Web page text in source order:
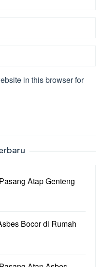
in this browser for
Atap Genteng
Bocor di Rumah